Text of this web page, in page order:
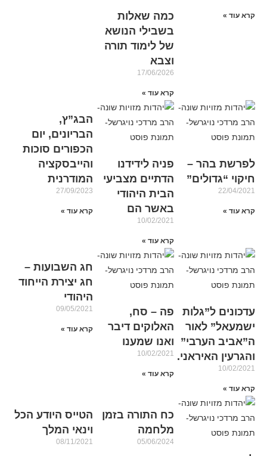
קרא עוד »
כמה שאלות
בשבילי הנושא
של לימוד תורה
וצבא
17/06/2026
קרא עוד »
לפרשת בהר –
חיקוי “גדולים”
22/04/2021
קרא עוד »
פניה לידידנו
הדתיים מצביעי
הבית היהודי
באשר הם
10/02/2021
קרא עוד »
הבג”ץ,
הבריונים, יום
הכפורים סוכות
והייבסקציה
המודרנית
27/09/2023
קרא עוד »
עדכונים ל”גלות
ישמעאל” לאור
ה”אביב הערבי”
והגרעין האיראני.
10/02/2021
קרא עוד »
פה – סח,
האלוקים דיבר
ואנו שמענו
10/02/2021
קרא עוד »
חג השבועות –
חג יצירת הייחוד
היהודי
09/05/2021
קרא עוד »
כח התורה בזמן
מלחמה
05/06/2024
הטייס היודע הכל
וינאי המלך
08/11/2021